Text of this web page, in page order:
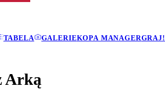
TABELA GALERIEKOPA MANAGERGRAJ!
Arką